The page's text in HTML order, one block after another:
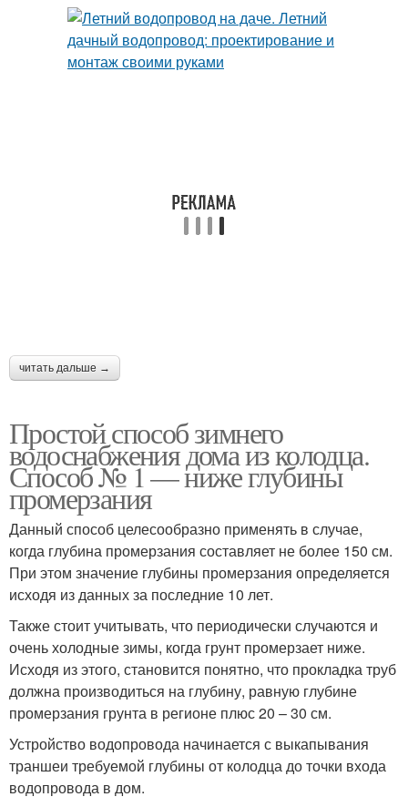
читать дальше →
Простой способ зимнего
водоснабжения дома из колодца.
Способ № 1 — ниже глубины
промерзания
Данный способ целесообразно применять в случае,
когда глубина промерзания составляет не более 150 см.
При этом значение глубины промерзания определяется
исходя из данных за последние 10 лет.
Также стоит учитывать, что периодически случаются и
очень холодные зимы, когда грунт промерзает ниже.
Исходя из этого, становится понятно, что прокладка труб
должна производиться на глубину, равную глубине
промерзания грунта в регионе плюс 20 – 30 см.
Устройство водопровода начинается с выкапывания
траншеи требуемой глубины от колодца до точки входа
водопровода в дом.